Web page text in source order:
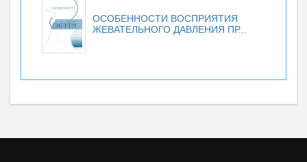
ОСОБЕННОСТИ ВОСПРИЯТИЯ
ЖЕВАТЕЛЬНОГО ДАВЛЕНИЯ ПР...